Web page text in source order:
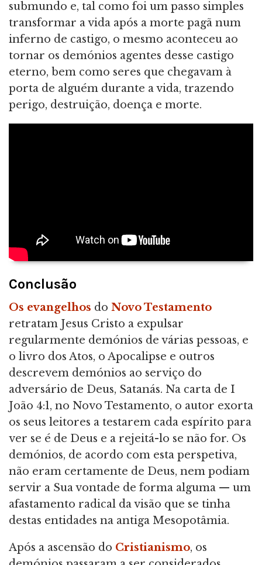
submundo e, tal como foi um passo simples
transformar a vida após a morte pagã num
inferno de castigo, o mesmo aconteceu ao
tornar os demónios agentes desse castigo
eterno, bem como seres que chegavam à
porta de alguém durante a vida, trazendo
perigo, destruição, doença e morte.
Conclusão
Os evangelhos do Novo Testamento
retratam Jesus Cristo a expulsar
regularmente demónios de várias pessoas, e
o livro dos Atos, o Apocalipse e outros
descrevem demónios ao serviço do
adversário de Deus, Satanás. Na carta de I
João 4:1, no Novo Testamento, o autor exorta
os seus leitores a testarem cada espírito para
ver se é de Deus e a rejeitá-lo se não for. Os
demónios, de acordo com esta perspetiva,
não eram certamente de Deus, nem podiam
servir a Sua vontade de forma alguma — um
afastamento radical da visão que se tinha
destas entidades na antiga Mesopotâmia.
Após a ascensão do Cristianismo, os